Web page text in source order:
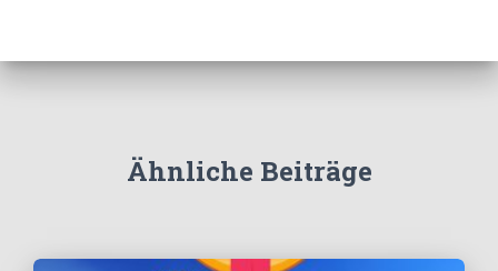
Ähnliche Beiträge